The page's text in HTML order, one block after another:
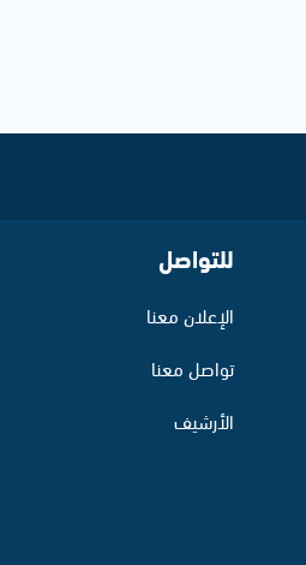
للتواصل
الإعلان معنا
تواصل معنا
الأرشيف